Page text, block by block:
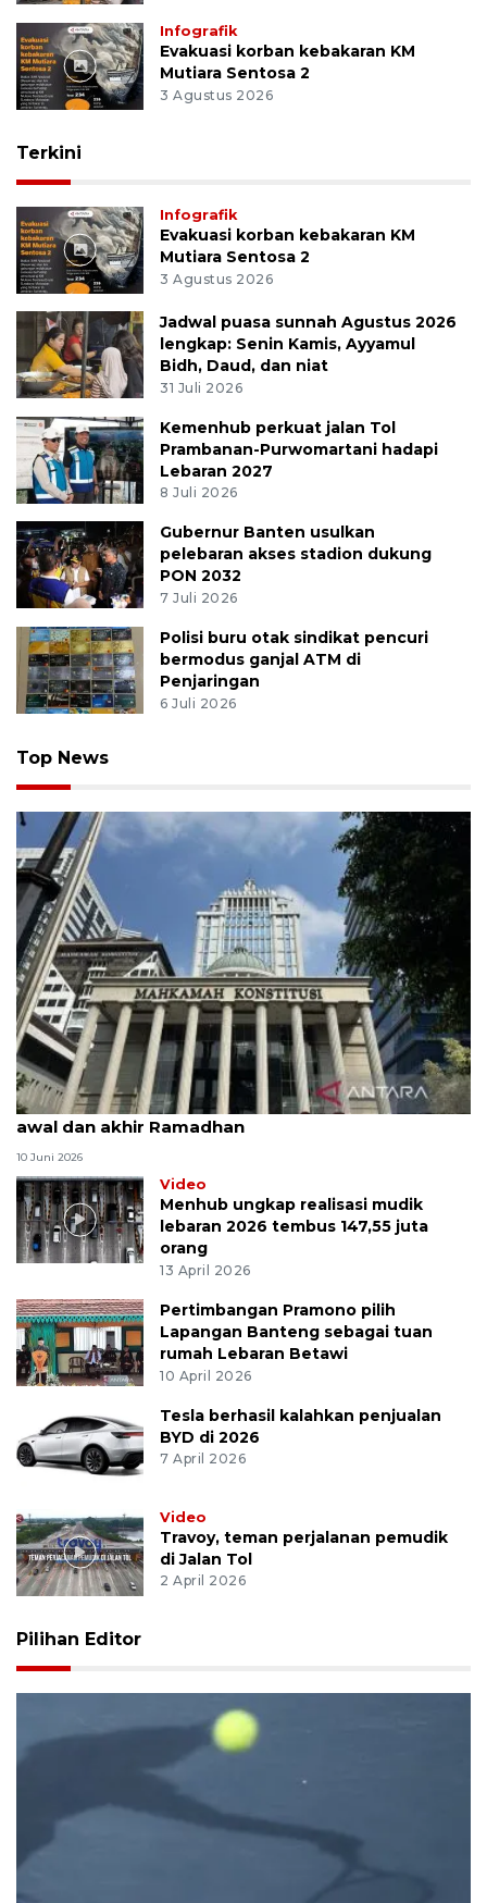
Infografik
Evakuasi korban kebakaran KM
Mutiara Sentosa 2
3 Agustus 2026
Terkini
Infografik
Evakuasi korban kebakaran KM
Mutiara Sentosa 2
3 Agustus 2026
Jadwal puasa sunnah Agustus 2026
lengkap: Senin Kamis, Ayyamul
Bidh, Daud, dan niat
31 Juli 2026
Kemenhub perkuat jalan Tol
Prambanan-Purwomartani hadapi
Lebaran 2027
8 Juli 2026
Gubernur Banten usulkan
pelebaran akses stadion dukung
PON 2032
7 Juli 2026
Polisi buru otak sindikat pencuri
bermodus ganjal ATM di
Penjaringan
6 Juli 2026
Top News
MK uji materi UU Peradilan Agama perihal isbat
awal dan akhir Ramadhan
10 Juni 2026
Video
Menhub ungkap realisasi mudik
lebaran 2026 tembus 147,55 juta
orang
13 April 2026
Pertimbangan Pramono pilih
Lapangan Banteng sebagai tuan
rumah Lebaran Betawi
10 April 2026
Tesla berhasil kalahkan penjualan
BYD di 2026
7 April 2026
Video
Travoy, teman perjalanan pemudik
di Jalan Tol
2 April 2026
Pilihan Editor